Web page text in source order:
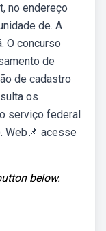
no endereço
de. A
O concurso
de
de cadastro
os
serviço federal
Web📌 acesse
below.